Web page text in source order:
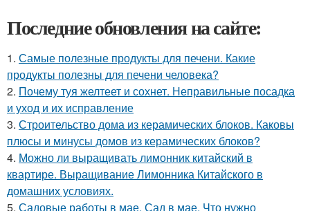
Последние обновления на сайте:
1. Самые полезные продукты для печени. Какие
продукты полезны для печени человека?
2. Почему туя желтеет и сохнет. Неправильные посадка
и уход и их исправление
3. Строительство дома из керамических блоков. Каковы
плюсы и минусы домов из керамических блоков?
4. Можно ли выращивать лимонник китайский в
квартире. Выращивание Лимонника Китайского в
домашних условиях.
5. Садовые работы в мае. Сад в мае. Что нужно